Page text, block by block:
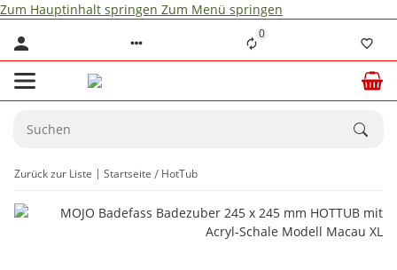
Zum Hauptinhalt springen Zum Menü springen
0
Zurück zur Liste Startseite HotTub